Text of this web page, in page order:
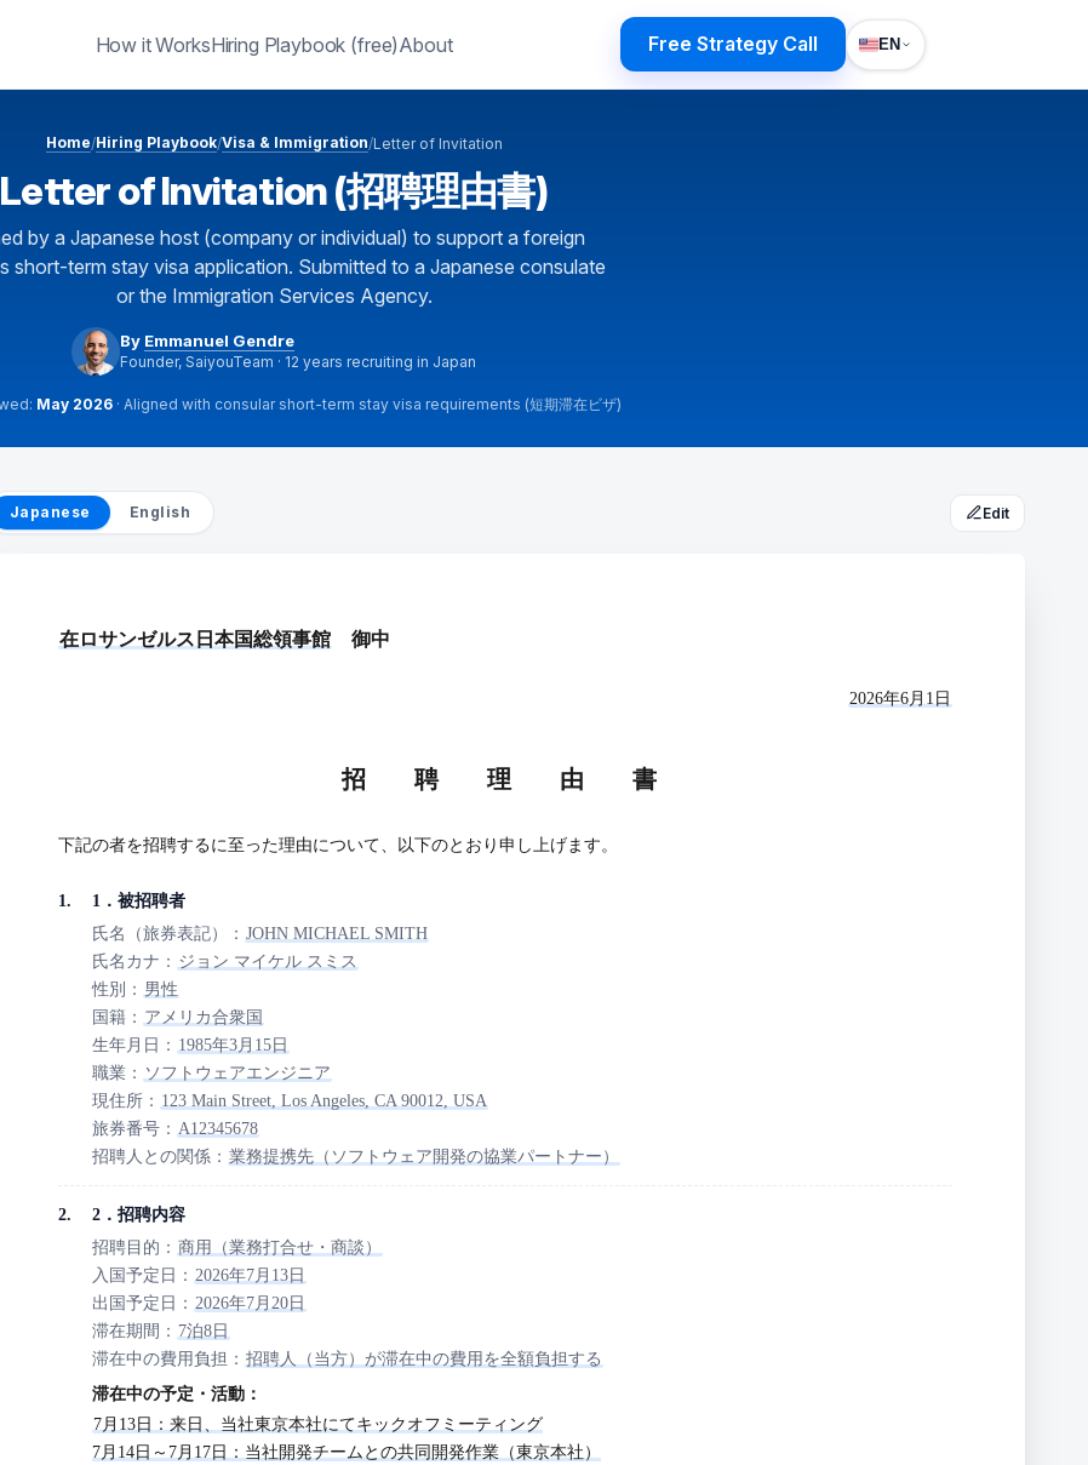
How it WorksHiring Playbook (free)About Free Strategy Call EN
Home/Hiring Playbook/Visa & Immigration/Letter of Invitation
Letter of Invitation (招聘理由書)
by a Japanese host (company or individual) to support a foreign
short-term stay visa application. Submitted to a Japanese consulate
or the Immigration Services Agency.
By Emmanuel Gendre
Founder, SaiyouTeam · 12 years recruiting in Japan
May 2026· Aligned with consular short-term stay visa requirements (短期滞在ビザ)
Japanese English Edit
在ロサンゼルス日本国総領事館 御中
2026年6月1日
招 聘 理 由 書
下記の者を招聘するに至った理由について、以下のとおり申し上げます。
1．被招聘者
氏名（旅券表記）： JOHN MICHAEL SMITH
氏名カナ： ジョン マイケル スミス
性別： 男性
国籍： アメリカ合衆国
生年月日： 1985年3月15日
職業： ソフトウェアエンジニア
現住所： 123 Main Street, Los Angeles, CA 90012, USA
旅券番号： A12345678
招聘人との関係： 業務提携先（ソフトウェア開発の協業パートナー）
2．招聘内容
招聘目的： 商用（業務打合せ・商談）
入国予定日： 2026年7月13日
出国予定日： 2026年7月20日
滞在期間： 7泊8日
滞在中の費用負担： 招聘人（当方）が滞在中の費用を全額負担する
滞在中の予定・活動：
7月13日：来日、当社東京本社にてキックオフミーティング
7月14日～7月17日：当社開発チームとの共同開発作業（東京本社）